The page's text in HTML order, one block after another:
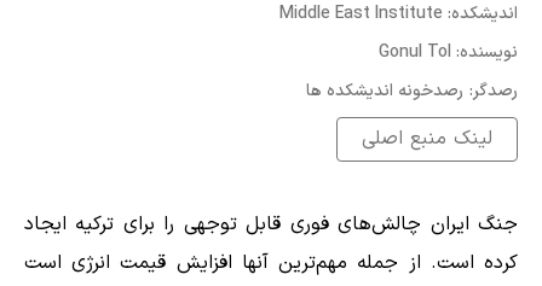
Middle East Institute :اندیشکده
Gonul Tol :نویسنده
رصدخونه اندیشکده ها :رصدگر
لینک منبع اصلی
جنگ ایران چالش‌های فوری قابل توجهی را برای ترکیه ایجاد
کرده است. از جمله مهم‌ترین آنها افزایش قیمت انرژی است